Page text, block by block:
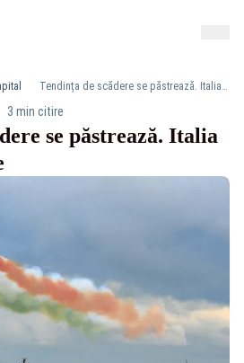
Tendința de scădere se păstrează. Italia înroșește piețele
3 min citire
se păstrează. Italia